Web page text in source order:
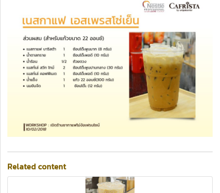
Related content